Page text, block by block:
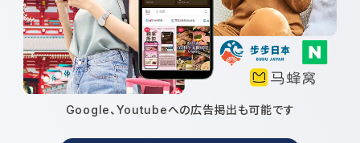
Google、Youtubeへの広告掲出も可能です